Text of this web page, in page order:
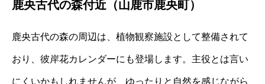
鹿央古代の森付近（山鹿市鹿央町）
鹿央古代の森の周辺は、植物観察施設として整備されて
おり、彼岸花カレンダーにも登場します。主役とは言い
にくいかもしれませんが、ゆったりと自然を感じながら